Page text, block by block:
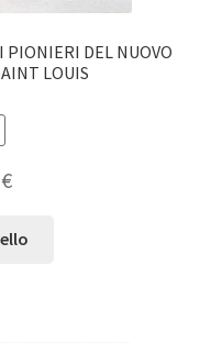
PIONIERI DEL NUOVO
LOUIS
€